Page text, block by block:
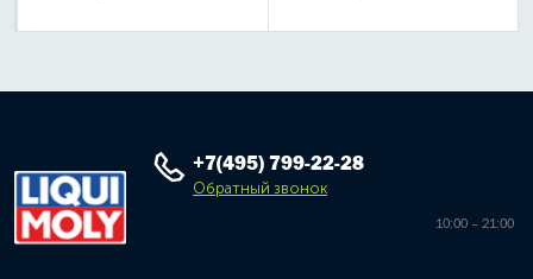
+7(495) 799-22-28
Обратный звонок
10:00 – 21:00